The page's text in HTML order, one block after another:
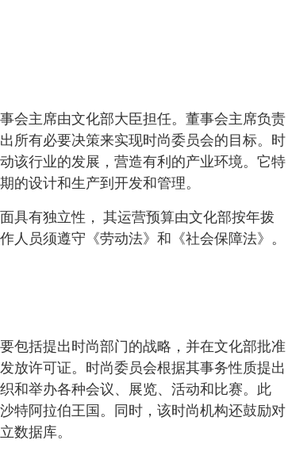
会主席由文化部大臣担任。董事会主席负责
所有必要决策来实现时尚委员会的目标。时
该行业的发展，营造有利的产业环境。它特
的设计和生产到开发和管理。
具有独立性， 其运营预算由文化部按年拨
人员须遵守《劳动法》和《社会保障法》。
包括提出时尚部门的战略，并在文化部批准
放许可证。时尚委员会根据其事务性质提出
和举办各种会议、展览、活动和比赛。此
特阿拉伯王国。同时，该时尚机构还鼓励对
数据库。